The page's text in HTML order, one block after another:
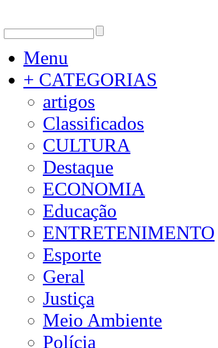
Menu
+ CATEGORIAS
artigos
Classificados
CULTURA
Destaque
ECONOMIA
Educação
ENTRETENIMENTO
Esporte
Geral
Justiça
Meio Ambiente
Polícia